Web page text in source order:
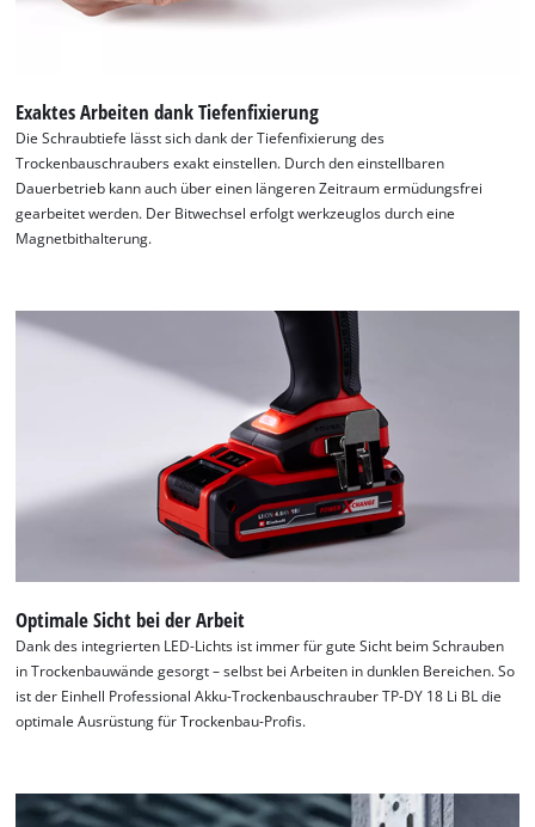
Wir benötigen deine Zustimmung, um
Google Maps laden zu können!
This content is not permitted to load due
to trackers that are not disclosed to the
visitor. The website owner needs to setup
the site with their CMP to add this content
to the list of technologies used.
Powered by
Management Platform
Exaktes Arbeiten dank Tiefenfixierung
Die Schraubtiefe lässt sich dank der Tiefenfixierung des
Trockenbauschraubers exakt einstellen. Durch den einstellbaren
Dauerbetrieb kann auch über einen längeren Zeitraum ermüdungsfrei
gearbeitet werden. Der Bitwechsel erfolgt werkzeuglos durch eine
Magnetbithalterung.
Optimale Sicht bei der Arbeit
Dank des integrierten LED-Lichts ist immer für gute Sicht beim Schrauben
in Trockenbauwände gesorgt – selbst bei Arbeiten in dunklen Bereichen. So
ist der Einhell Professional Akku-Trockenbauschrauber TP-DY 18 Li BL die
optimale Ausrüstung für Trockenbau-Profis.